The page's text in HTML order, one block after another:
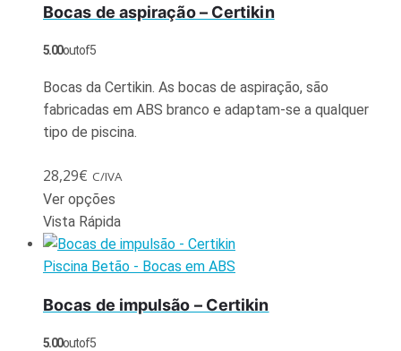
Bocas de aspiração – Certikin
5.00out of 5
Bocas da Certikin. As bocas de aspiração, são
fabricadas em ABS branco e adaptam-se a qualquer
tipo de piscina.
28,29€ C/IVA
Ver opções
Vista Rápida
Piscina Betão - Bocas em ABS
Bocas de impulsão – Certikin
5.00out of 5